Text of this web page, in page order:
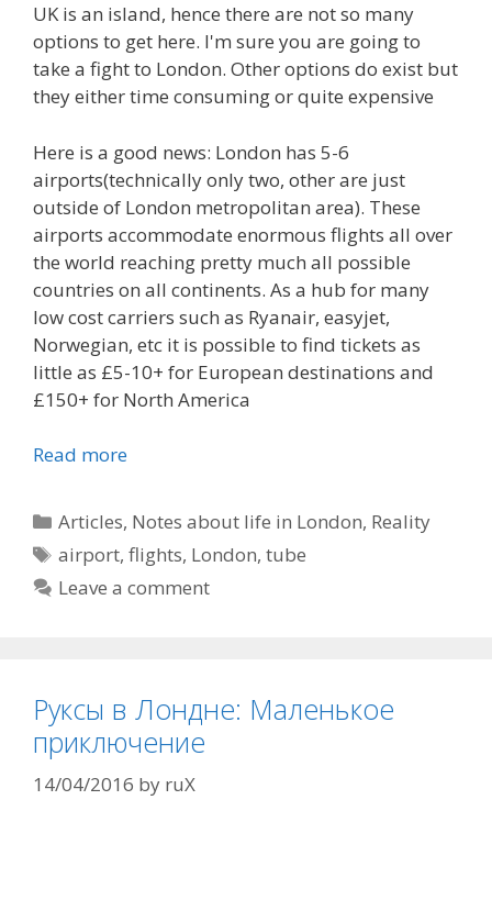
UK is an island, hence there are not so many
options to get here. I'm sure you are going to
take a fight to London. Other options do exist but
they either time consuming or quite expensive
Here is a good news: London has 5-6
airports(technically only two, other are just
outside of London metropolitan area). These
airports accommodate enormous flights all over
the world reaching pretty much all possible
countries on all continents. As a hub for many
low cost carriers such as Ryanair, easyjet,
Norwegian, etc it is possible to find tickets as
little as £5-10+ for European destinations and
£150+ for North America
Read more
Categories
Articles, Notes about life in London, Reality
Tags
airport,flights, London,tube
Leave a comment
Руксы в Лондне: Маленькое
приключение
14/04/2016 by ruX